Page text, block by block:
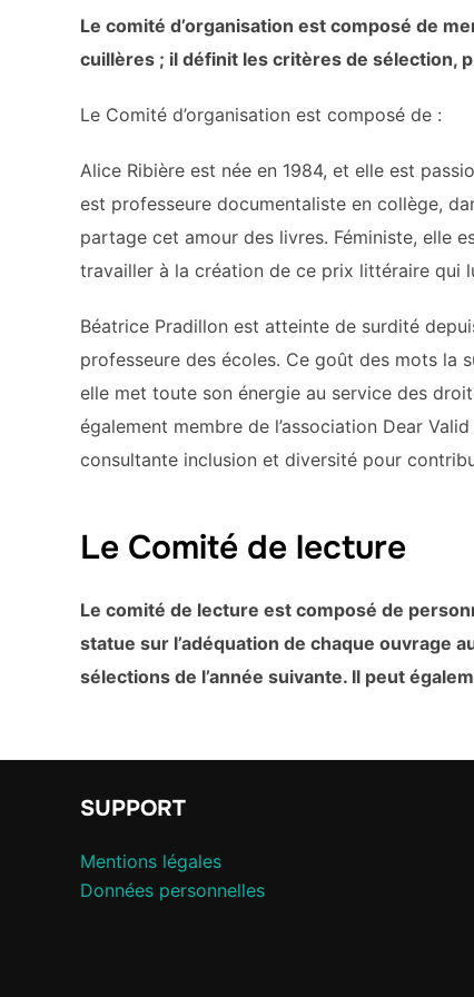
Le comité d’organisation est composé de
cuillères ; il définit les critères de sélection,
Le Comité d’organisation est composé de :
Alice Ribière est née en 1984, et elle est
est professeure documentaliste en collège,
partage cet amour des livres. Féministe, elle
travailler à la création de ce prix littéraire qui
Béatrice Pradillon est atteinte de surdité
professeure des écoles. Ce goût des mots la
elle met toute son énergie au service des
également membre de l’association Dear
consultante inclusion et diversité pour
Le Comité de lecture
Le comité de lecture est composé de
statue sur l’adéquation de chaque ouvrage
sélections de l’année suivante. Il peut
SUPPORT
Mentions légales
Données personnelles